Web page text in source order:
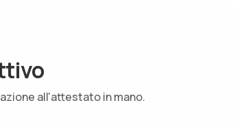
all'attestato in mano.